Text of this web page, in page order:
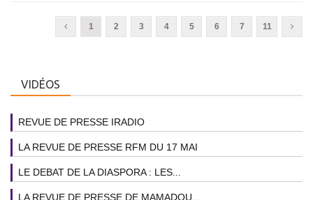
1 2 3 4 5 6 7 11
VIDÉOS
REVUE DE PRESSE IRADIO
LA REVUE DE PRESSE RFM DU 17 MAI
LE DEBAT DE LA DIASPORA : LES...
LA REVUE DE PRESSE DE MAMADOU...